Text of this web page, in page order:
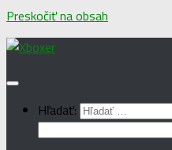
Preskočiť na obsah
Hľadať: